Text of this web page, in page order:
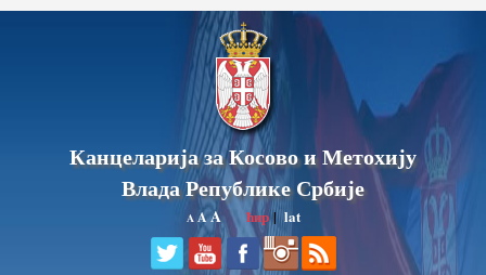
Канцеларија за Косово и Метохију
Влада Републике Србије
A AA ћир|lat